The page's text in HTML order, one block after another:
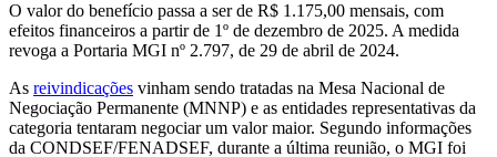
O valor do benefício passa a ser de R$ 1.175,00 mensais, com
efeitos financeiros a partir de 1º de dezembro de 2025. A medida
revoga a Portaria MGI nº 2.797, de 29 de abril de 2024.
As reivindicações vinham sendo tratadas na Mesa Nacional de
Negociação Permanente (MNNP) e as entidades representativas da
categoria tentaram negociar um valor maior. Segundo informações
da CONDSEF/FENADSEF, durante a última reunião, o MGI foi